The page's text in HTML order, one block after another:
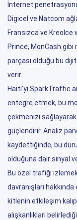
İnternet
Digicel ve Natcom
Fransızca ve
Prince, MonCash gibi
parçası olduğu bu
verir.
Haiti'yi SparkTraffic
entegre etmek, bu
çekmenizi
güçlendirir. Analiz
kaydettiğinde, bu
olduğuna dair sinyal
Bu özel trafiği
davranışları
kitlenin etkileşim
alışkanlıkları